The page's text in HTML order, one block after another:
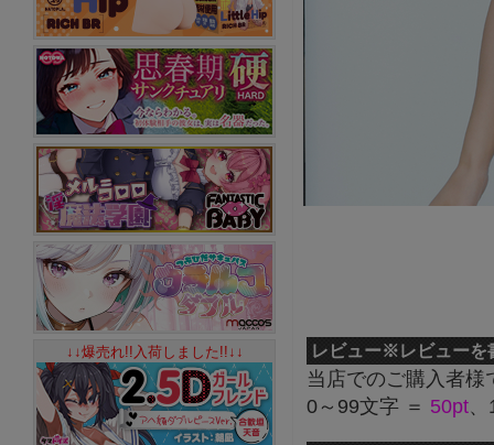
レビュー※レビューを
当店でのご購入者
0～99文字 ＝ 50pt
↓↓爆売れ!!入荷しました!!↓↓